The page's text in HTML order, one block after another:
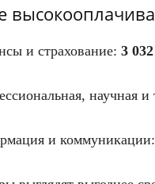
и страхование: 3
научная и
и коммуникации: